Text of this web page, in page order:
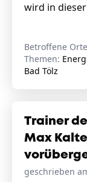
wird in
Betroffene
Themen:
Bad Tölz
Trainer
Max
geschrieben